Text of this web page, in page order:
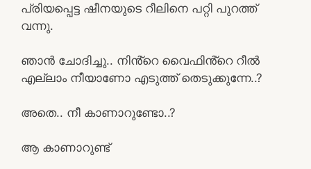
പ്രിയപ്പെട്ട ഷീനയുടെ റീലിനെ പറ്റി പുറത്ത്
വന്നു.
ഞാൻ ചോദിച്ചു.. നിൻ്റെ വൈഫിൻ്റെ റീൽ
എല്ലാം നീയാണോ എടുത്ത് തെടുക്കുന്നേ..?
അതെ.. നീ കാണാറുണ്ടോ..?
ആ കാണാറുണ്ട്